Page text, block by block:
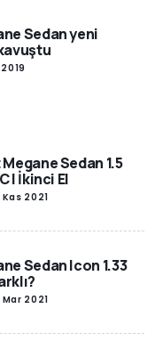
Sedan yeni
Sedan 1.5
| İkinci El
Kas 2021
Sedan Icon 1.33
Mar 2021